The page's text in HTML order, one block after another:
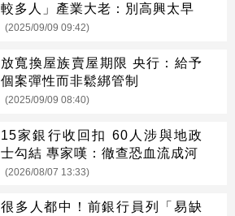
較多人」產業大老：別高興太早
(2025/09/09 09:42)
放寬換屋族賣屋期限 央行：給予
個案彈性而非鬆綁管制
(2025/09/09 08:40)
15家銀行收回扣 60人涉與地政
士勾結 專家嘆：徹查恐血流成河
(2026/08/07 13:33)
很多人都中！前銀行員列「易缺